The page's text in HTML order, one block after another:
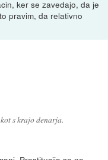
ker se zavedajo, da je
pravim, da relativno
s krajo denarja.